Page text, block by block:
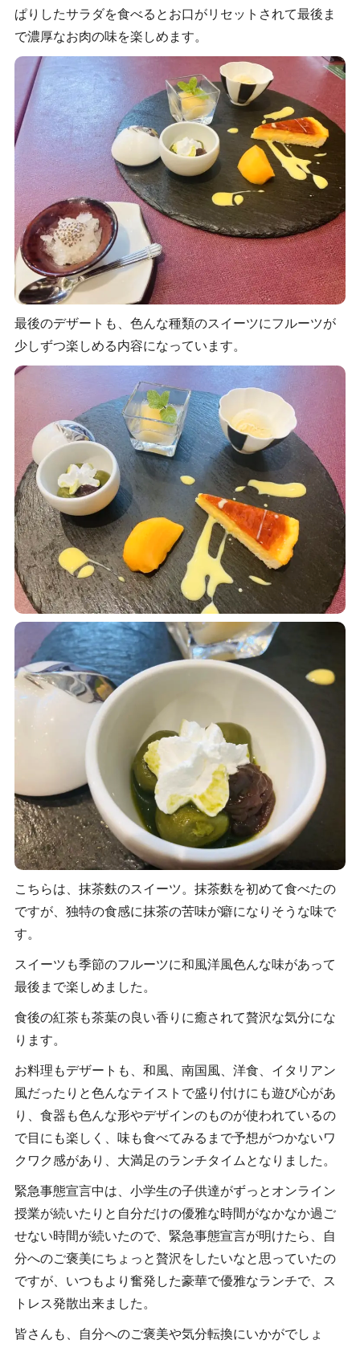
ぱりしたサラダを食べるとお口がリセットされて最後ま
で濃厚なお肉の味を楽しめます。
最後のデザートも、色んな種類のスイーツにフルーツが
少しずつ楽しめる内容になっています。
こちらは、抹茶麩のスイーツ。抹茶麩を初めて食べたの
ですが、独特の食感に抹茶の苦味が癖になりそうな味で
す。
スイーツも季節のフルーツに和風洋風色んな味があって
最後まで楽しめました。
食後の紅茶も茶葉の良い香りに癒されて贅沢な気分にな
ります。
お料理もデザートも、和風、南国風、洋食、イタリアン
風だったりと色んなテイストで盛り付けにも遊び心があ
り、食器も色んな形やデザインのものが使われているの
で目にも楽しく、味も食べてみるまで予想がつかないワ
クワク感があり、大満足のランチタイムとなりました。
緊急事態宣言中は、小学生の子供達がずっとオンライン
授業が続いたりと自分だけの優雅な時間がなかなか過ご
せない時間が続いたので、緊急事態宣言が明けたら、自
分へのご褒美にちょっと贅沢をしたいなと思っていたの
ですが、いつもより奮発した豪華で優雅なランチで、ス
トレス発散出来ました。
皆さんも、自分へのご褒美や気分転換にいかがでしょ